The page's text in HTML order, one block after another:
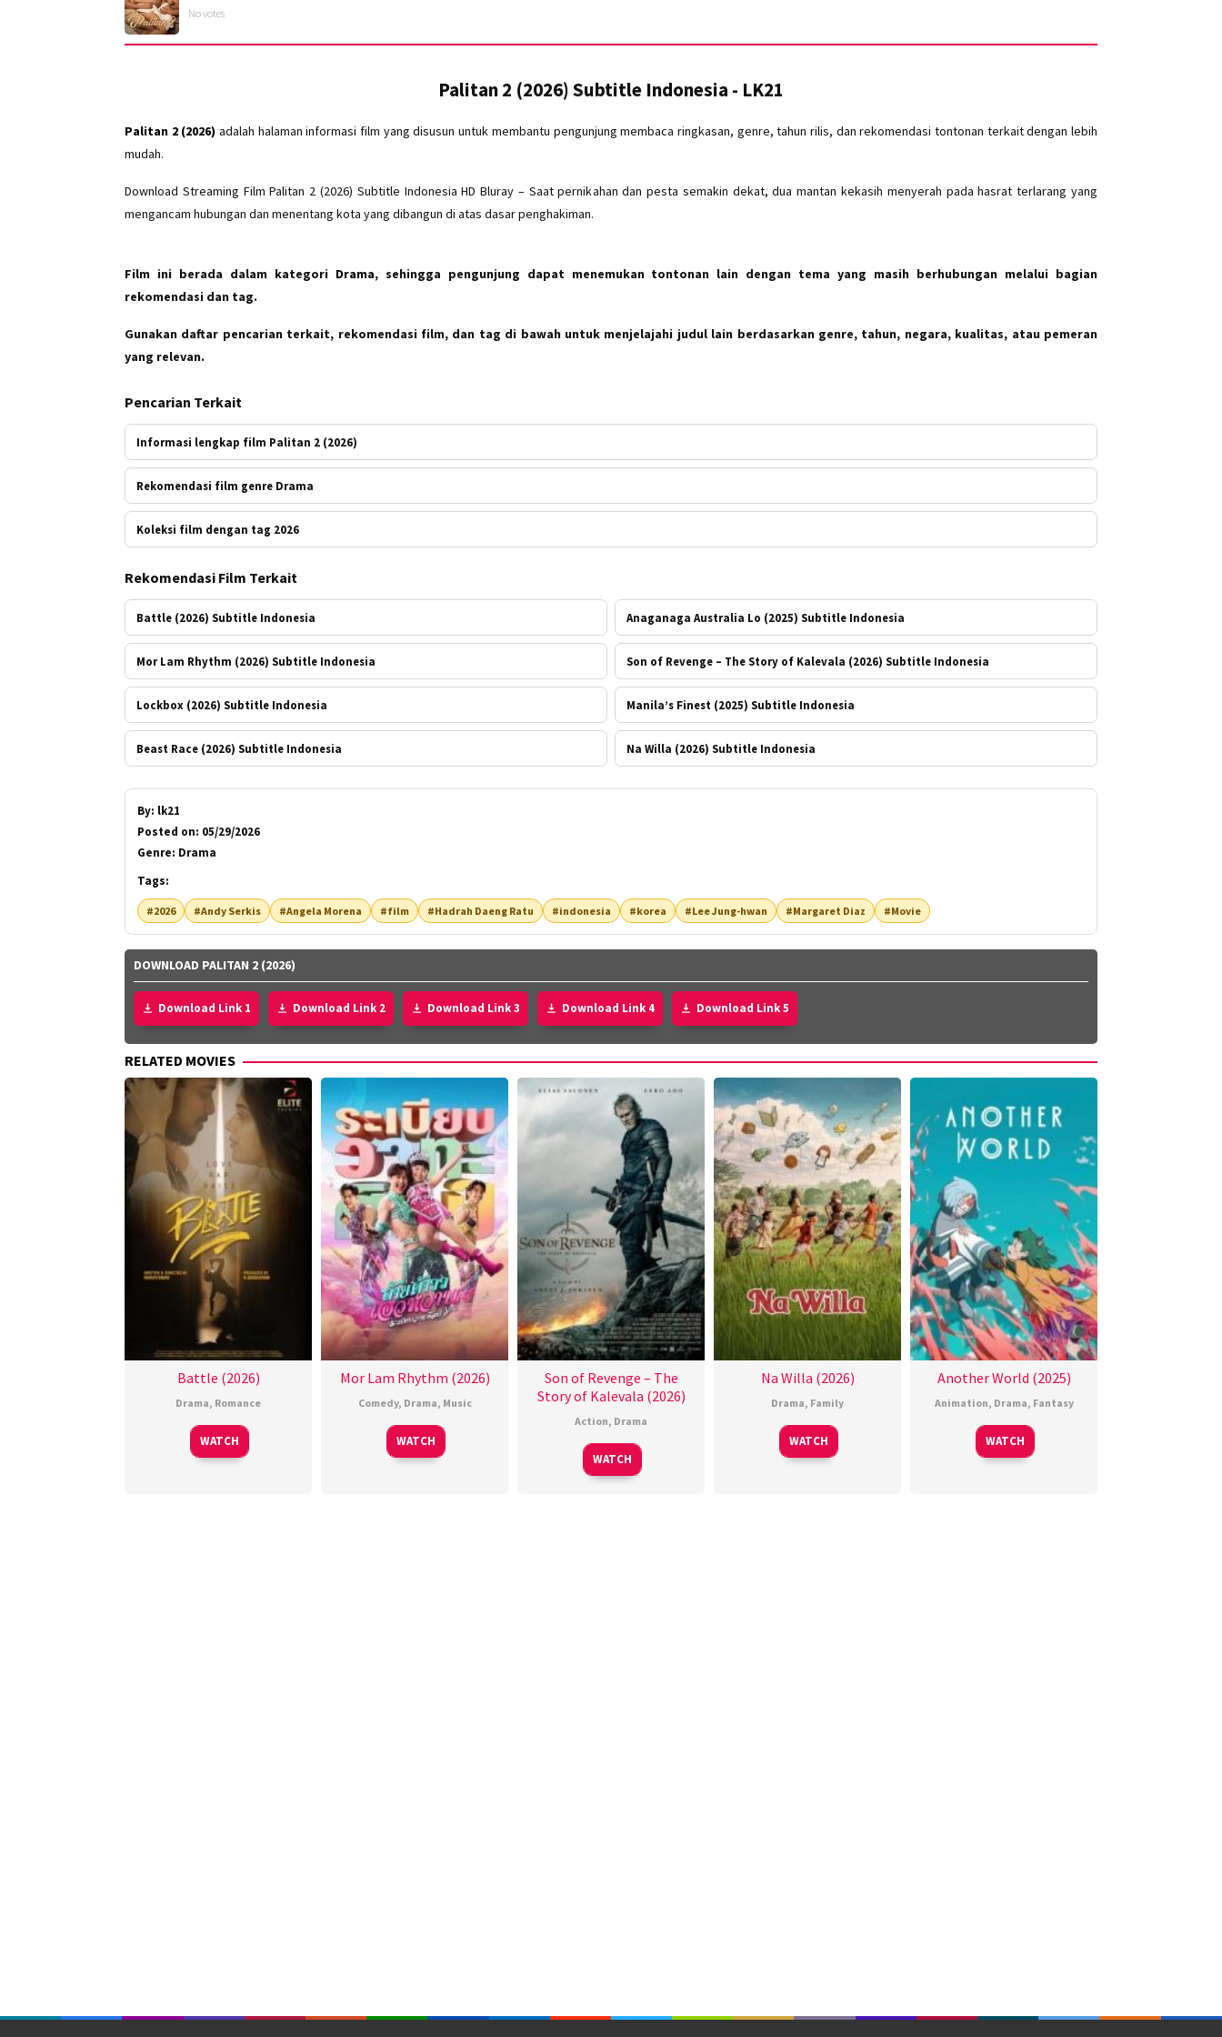
No votes
Palitan 2 (2026) Subtitle Indonesia - LK21
Palitan 2 (2026) adalah halaman informasi film yang disusun untuk membantu pengunjung membaca ringkasan, genre, tahun rilis, dan rekomendasi tontonan terkait dengan lebih
mudah.
Download Streaming Film Palitan 2 (2026) Subtitle Indonesia HD Bluray – Saat pernikahan dan pesta semakin dekat, dua mantan kekasih menyerah pada hasrat terlarang yang
mengancam hubungan dan menentang kota yang dibangun di atas dasar penghakiman.
Film ini berada dalam kategori Drama, sehingga pengunjung dapat menemukan tontonan lain dengan tema yang masih berhubungan melalui bagian
rekomendasi dan tag.
Gunakan daftar pencarian terkait, rekomendasi film, dan tag di bawah untuk menjelajahi judul lain berdasarkan genre, tahun, negara, kualitas, atau pemeran
yang relevan.
Pencarian Terkait
Informasi lengkap film Palitan 2 (2026)
Rekomendasi film genre Drama
Koleksi film dengan tag 2026
Rekomendasi Film Terkait
Battle (2026) Subtitle Indonesia Anaganaga Australia Lo (2025) Subtitle Indonesia
Mor Lam Rhythm (2026) Subtitle Indonesia Son of Revenge – The Story of Kalevala (2026) Subtitle Indonesia
Lockbox (2026) Subtitle Indonesia Manila’s Finest (2025) Subtitle Indonesia
Beast Race (2026) Subtitle Indonesia Na Willa (2026) Subtitle Indonesia
By: lk21
Posted on: 05/29/2026
Genre: Drama
Tags:
#2026 #Andy Serkis #Angela Morena #film #Hadrah Daeng Ratu #indonesia #korea #Lee Jung-hwan #Margaret Diaz #Movie
DOWNLOAD PALITAN 2 (2026)
Download Link 1 Download Link 2 Download Link 3 Download Link 4 Download Link 5
RELATED MOVIES
Battle (2026)
Drama, Romance
WATCH
Mor Lam Rhythm (2026)
Comedy, Drama, Music
WATCH
Son of Revenge – The
Story of Kalevala (2026)
Action, Drama
WATCH
Na Willa (2026)
Drama, Family
WATCH
Another World (2025)
Animation, Drama, Fantasy
WATCH